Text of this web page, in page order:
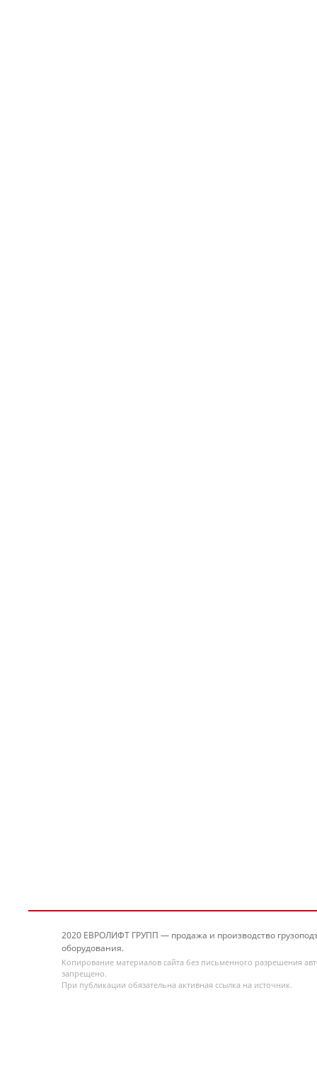
2020 ЕВРОЛИФТ ГРУПП — продажа и производство
оборудования.
Копирование материалов сайта без письменного разрешения
запрещено.
При публикации обязательна активная ссылка на источник.